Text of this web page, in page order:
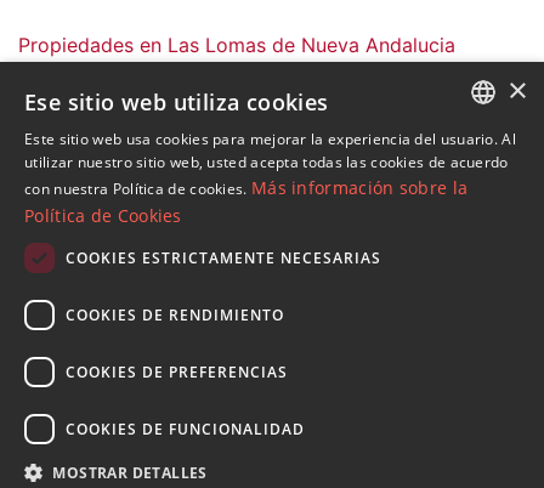
Propiedades en Las Lomas de Nueva Andalucia
Propiedades en Marbella (Todo)
Villas y Chalets en Las Lomas de Nueva Andalucia
Suscribase a nuestro Newsletter
Reciba novedades sobre propiedades , actualidad y
estilo de vida de Marbella
Acepto el
ENGLISH
SPANISH
×
Ese sitio web utiliza cookies
Este sitio web usa cookies para mejorar la experiencia del usuario. Al
utilizar nuestro sitio web, usted acepta todas las cookies de acuerdo
con nuestra Política de cookies. Más información sobre la
Política de Cookies
COOKIES ESTRICTAMENTE NECESARIAS
COOKIES DE RENDIMIENTO
COOKIES DE PREFERENCIAS
COOKIES DE FUNCIONALIDAD
MOSTRAR DETALLES